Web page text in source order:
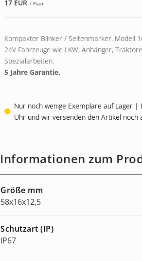
17 EUR / Paar
Kompakter Blinker / Seitenmarker, Modell
24V Fahrzeuge wie LKW, Anhänger,
Spezialarbeiten.
5 Jahre Garantie.
Nur noch wenige Exemplare auf Lager |
Uhr und wir versenden den Artikel noch
Informationen zum
Größe mm
58x16x12,5
Schutzart (IP)
IP67